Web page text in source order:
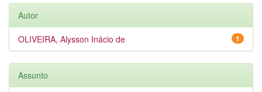
Autor
1
OLIVEIRA, Alysson Inácio de
Assunto